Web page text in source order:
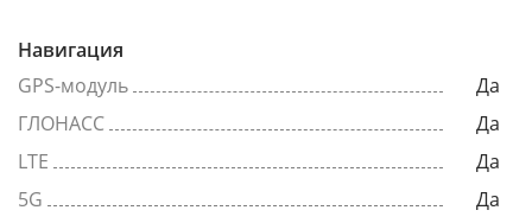
Навигация
GPS-модуль
Да
ГЛОНАСС
Да
LTE
Да
5G
Да